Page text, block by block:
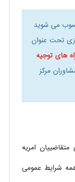
می شوید
تحت عنوان
های توجیه
مرکز
امریه
شرایط عمومی